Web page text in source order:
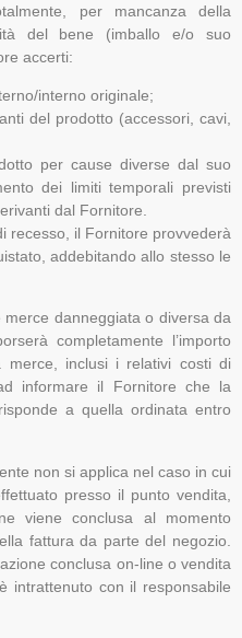
per mancanza della
del bene (imballo e/o suo
accerti:
interno originale;
del prodotto (accessori, cavi,
per cause diverse dal suo
dei limiti temporali previsti
dal Fornitore.
recesso, il Fornitore provvederà
addebitando allo stesso le
danneggiata o diversa da
completamente l’importo
merce, inclusi i relativi costi di
informare il Fornitore che la
a quella ordinata entro
non si applica nel caso in cui
presso il punto vendita,
viene conclusa al momento
fattura da parte del negozio.
conclusa on-line o vendita
intrattenuto con il responsabile